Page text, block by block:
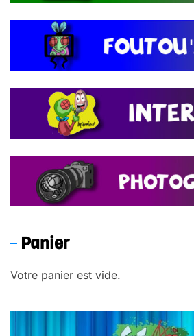
Panier
Votre panier est vide.